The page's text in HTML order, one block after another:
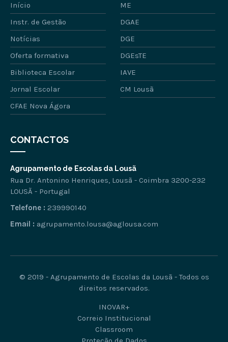
Início
ME
Instr. de Gestão
DGAE
Notícias
DGE
Oferta formativa
DGEsTE
Biblioteca Escolar
IAVE
Jornal Escolar
CM Lousã
CFAE Nova Ágora
CONTACTOS
Agrupamento de Escolas da Lousã
Rua Dr. Antonino Henriques, Lousã - Coimbra 3200-232
LOUSÃ - Portugal
Telefone : 239990140
Email : agrupamento.lousa@aglousa.com
© 2019 - Agrupamento de Escolas da Lousã - Todos os
direitos reservados.
INOVAR+
Correio Institucional
Classroom